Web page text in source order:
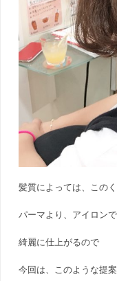
髪質によっては、この
パーマより、アイロン
綺麗に仕上がるので
今回は、このような提